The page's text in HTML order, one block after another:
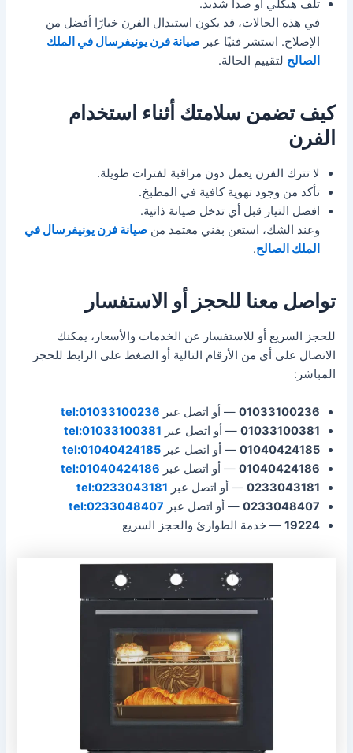
تلف هيكلي أو صدأ شديد.
في هذه الحالات، قد يكون استبدال الفرن خيارًا أفضل من
الإصلاح. استشر فنيًا عبرصيانة فرن يونيفرسال في الملك
الصالح لتقييم الحالة.
كيف تضمن سلامتك أثناء استخدام
الفرن
لا تترك الفرن يعمل دون مراقبة لفترات طويلة.
تأكد من وجود تهوية كافية في المطبخ.
افصل التيار قبل أي تدخل صيانة ذاتية.
وعند الشك، استعن بفني معتمد منصيانة فرن يونيفرسال في
الملك الصالح.
تواصل معنا للحجز أو الاستفسار
للحجز السريع أو للاستفسار عن الخدمات والأسعار، يمكنك
الاتصال على أي من الأرقام التالية أو الضغط على الرابط للحجز
المباشر:
01033100236 — أو اتصل عبر tel:01033100236
01033100381 — أو اتصل عبر tel:01033100381
01040424185 — أو اتصل عبرtel:01040424185
01040424186 — أو اتصل عبر tel:01040424186
0233043181 — أو اتصل عبر tel:0233043181
0233048407 — أو اتصل عبر tel:0233048407
19224 — خدمة الطوارئ والحجز السريع